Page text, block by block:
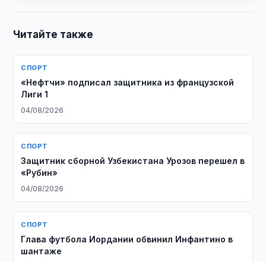
Читайте также
СПОРТ
«Нефтчи» подписал защитника из французской
Лиги 1
04/08/2026
СПОРТ
Защитник сборной Узбекистана Урозов перешел в
«Рубин»
04/08/2026
СПОРТ
Глава футбола Иордании обвинил Инфантино в
шантаже